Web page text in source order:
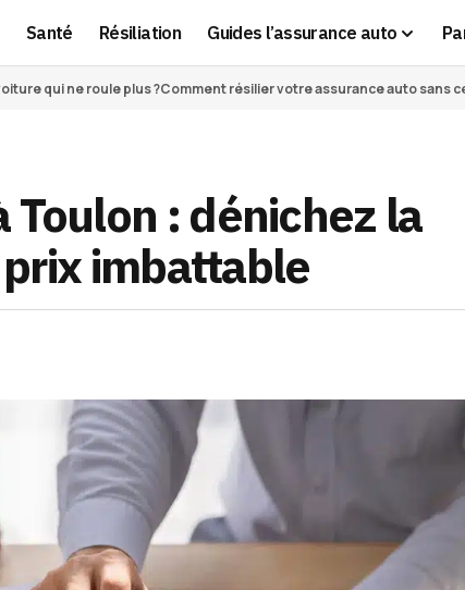
Santé Résiliation Guides l’assurance auto
qui ne roule plus ?Comment résilier votre assurance auto sans
: dénichez la
imbattable